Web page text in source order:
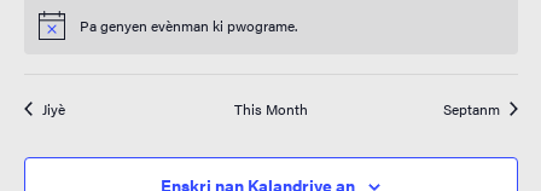
Notice Pa genyen evènman ki pwograme.
Jiyè This Month Septanm
Enskri nan Kalandriye an